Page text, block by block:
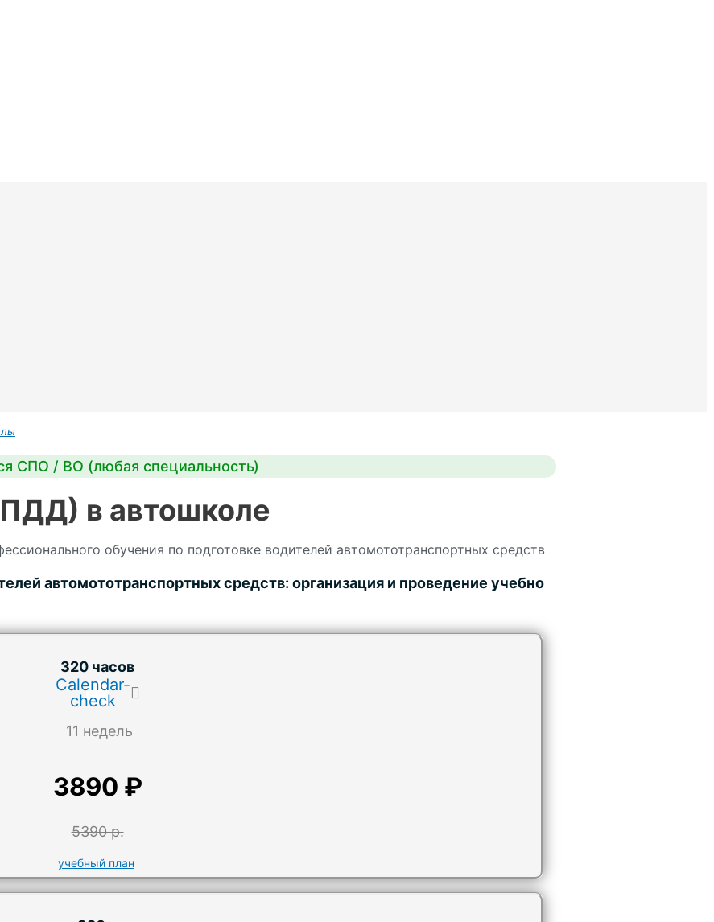
СПО / ВО (любая специальность)
в автошколе
обучения по подготовке водителей автомототранспортных средств
автомототранспортных средств: организация и проведение учебно
320 часов
Calendar-
check
11 недель
3890 ₽
5390 р.
учебный план